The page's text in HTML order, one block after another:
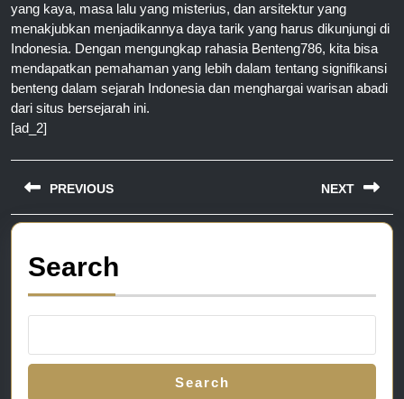
yang kaya, masa lalu yang misterius, dan arsitektur yang
menakjubkan menjadikannya daya tarik yang harus dikunjungi di
Indonesia. Dengan mengungkap rahasia Benteng786, kita bisa
mendapatkan pemahaman yang lebih dalam tentang signifikansi
benteng dalam sejarah Indonesia dan menghargai warisan abadi
dari situs bersejarah ini.
[ad_2]
Post
navigation
PREVIOUS
Previous
post:
NEXT
Search
Search